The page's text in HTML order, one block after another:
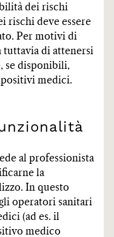
dei rischi
rischi deve essere
Per motivi di
tuttavia di attenersi
se disponibili,
medici.
al professionista
la
In questo
operatori sanitari
(ad es. il
medico